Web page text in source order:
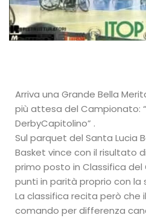
Arriva una Grande Bella
più attesa del Campionato:
DerbyCapitolino” .
Sul parquet del Santa Lucia
Basket vince con il risultato
primo posto in Classifica del
punti in parità proprio con la
La classifica recita però che
comando per differenza